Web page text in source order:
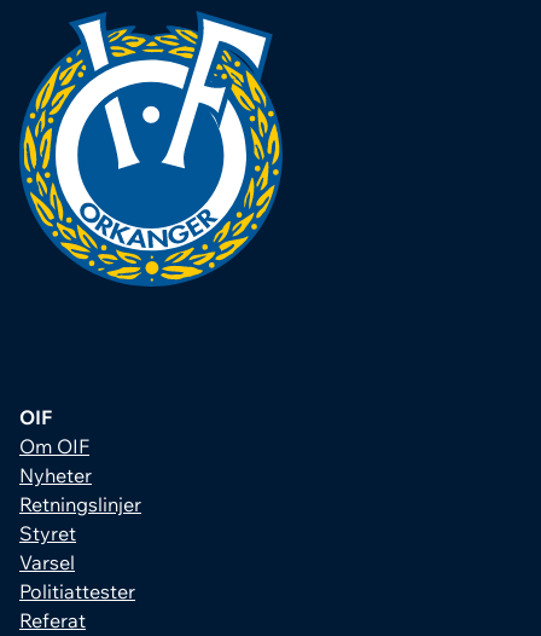
OIF
Om OIF
Nyheter
Retningslinjer
Styret
Varsel
Politiattester
Referat